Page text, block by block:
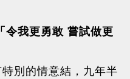
令我更勇敢 嘗試做更
別的情意結，九年半